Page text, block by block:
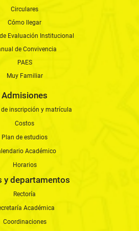
Circulares
Cómo llegar
Evaluación Institucional
de Convivencia
PAES
Muy Familiar
Admisiones
de inscripción y matrícula
Costos
Plan de estudios
Académico
Horarios
y departamentos
Rectoría
Académica
Coordinaciones